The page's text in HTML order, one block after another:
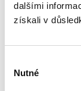
dalšími
získali v
souhlasu
Nutné